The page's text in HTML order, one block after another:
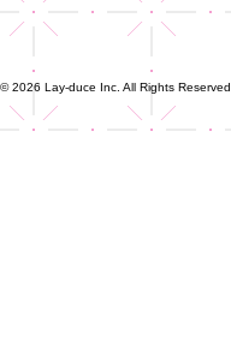
© 2026 Lay-duce Inc. All Rights Reserved.